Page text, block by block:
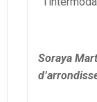
Soraya